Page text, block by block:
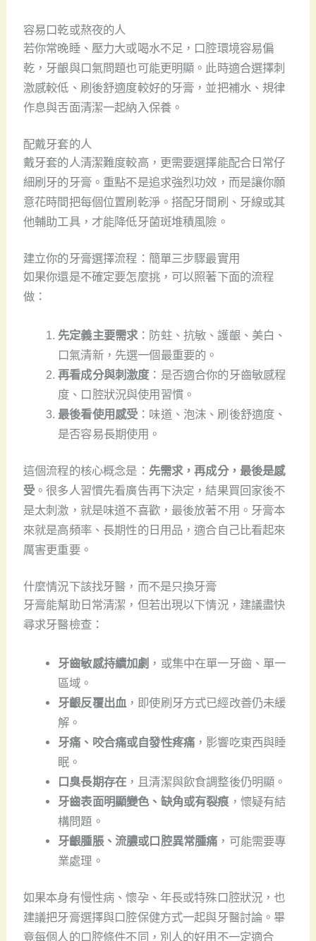
容易口乾或熬夜的人
若你常晚睡、壓力大或喝水不足，口腔環境容易偏
乾，牙齦與口氣問題也可能更明顯。此時適合選擇刺
激感較低、刷後舒適度較好的牙膏，並把補水、規律
作息與舌面清潔一起納入保養。
配戴牙套的人
戴牙套的人清潔難度較高，更需要選擇能配合日常仔
細刷牙的牙膏。重點不是追求強烈功效，而是讓你願
意花時間把每個位置刷乾淨。搭配牙間刷、牙線或其
他輔助工具，才能降低牙菌斑堆積風險。
建立你的牙膏選擇流程：簡單三步驟最實用
如果你還是不確定要怎麼挑，可以照著下面的流程
做：
先定義主要需求 ：防蛀、抗敏、護齦、美白、
口氣清新，先選一個最重要的。
再看成分與刺激度：是否適合你的牙齒敏感程
度、口腔狀況與使用習慣。
最後看使用感受 ：味道、泡沫、刷後舒適度、
是否容易長期使用。
這個流程的核心概念是： 先需求，再成分，最後是感
受 。很多人習慣先看廣告再下決定，結果買回家後不
是太刺激，就是味道不喜歡，最後放著不用。牙膏本
來就是高頻率、長期性的日用品，適合自己比看起來
厲害更重要。
什麼情況下該找牙醫，而不是只換牙膏
牙膏能幫助日常清潔，但若出現以下情況，建議盡快
尋求牙醫檢查：
牙齒敏感持續加劇 ，或集中在單一牙齒、單一
區域。
牙齦反覆出血 ，即使刷牙方式已經改善仍未緩
解。
牙痛、咬合痛或自發性疼痛，影響吃東西與睡
眠。
口臭長期存在 ，且清潔與飲食調整後仍明顯。
牙齒表面明顯變色、缺角或有裂痕，懷疑有結
構問題。
牙齦腫脹、流膿或口腔異常腫痛，可能需要專
業處理。
如果本身有慢性病、懷孕、年長或特殊口腔狀況，也
建議把牙膏選擇與口腔保健方式一起與牙醫討論。畢
竟每個人的口腔條件不同，別人的好用不一定適合